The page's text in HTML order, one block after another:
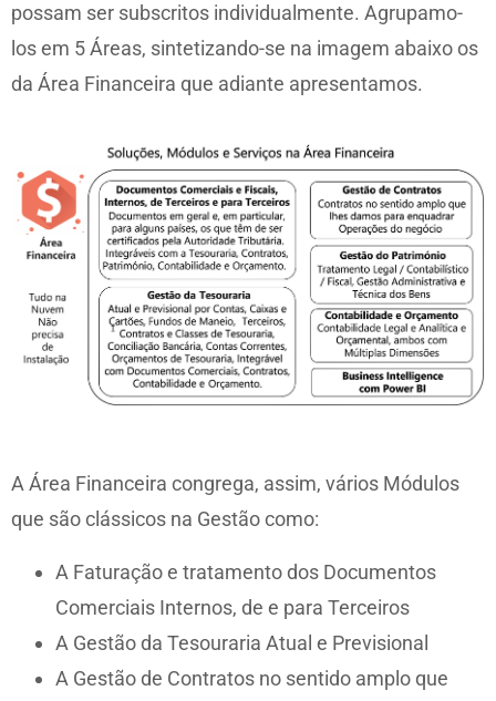
possam ser subscritos individualmente. Agrupamo-
los em 5 Áreas, sintetizando-se na imagem abaixo os
da Área Financeira que adiante apresentamos.
A Área Financeira congrega, assim, vários Módulos
que são clássicos na Gestão como:
A Faturação e tratamento dos Documentos
Comerciais Internos, de e para Terceiros
A Gestão da Tesouraria Atual e Previsional
A Gestão de Contratos no sentido amplo que